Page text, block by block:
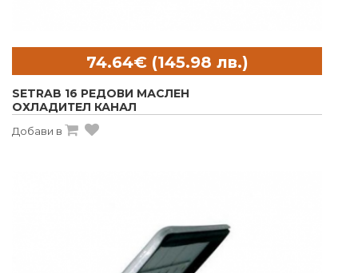
SETRAB 16 РЕДОВИ МАСЛЕН
ОХЛАДИТЕЛ КАНАЛ
Добави в